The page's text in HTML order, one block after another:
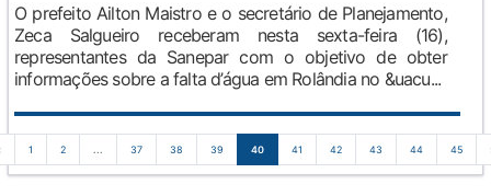
O prefeito Ailton Maistro e o secretário de Planejamento,
Zeca Salgueiro receberam nesta sexta-feira (16),
representantes da Sanepar com o objetivo de obter
informações sobre a falta d’água em Rolândia no &uacu...
1 2 ... 37 38 39 40 41 42 43 44 45